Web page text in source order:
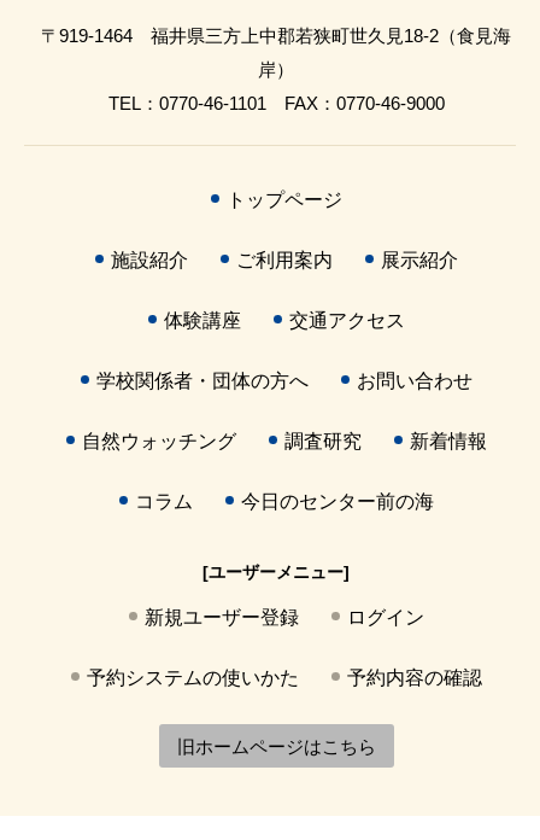
〒919-1464 福井県三方上中郡若狭町世久見18-2（食見海
岸）
TEL：0770-46-1101 FAX：0770-46-9000
トップページ
施設紹介 ご利用案内 展示紹介
体験講座 交通アクセス
学校関係者・団体の方へ お問い合わせ
自然ウォッチング 調査研究 新着情報
コラム 今日のセンター前の海
[ユーザーメニュー]
新規ユーザー登録 ログイン
予約システムの使いかた 予約内容の確認
旧ホームページはこちら